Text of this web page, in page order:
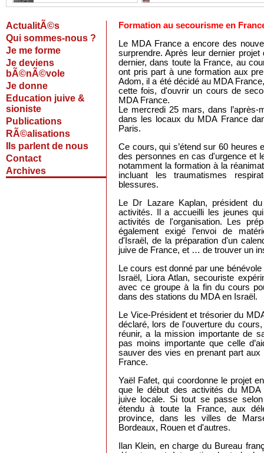
ActualitÃ©s
Qui sommes-nous ?
Je me forme
Je deviens
bÃ©nÃ©vole
Je donne
Education juive &
sioniste
Publications
RÃ©alisations
Ils parlent de nous
Contact
Archives
Formation au secourisme en
Le MDA France a encore des
surprendre. Après leur dernier
dernier, dans toute la France, au
ont pris part à une formation aux
Adom, il a été décidé au MDA
cette fois, d'ouvrir un cours de
MDA France.
Le mercredi 25 mars, dans
dans les locaux du MDA France
Paris.
Ce cours, qui s’étend sur 60 heures
des personnes en cas d'urgence et
notamment la formation à la
incluant les traumatismes
blessures.
Le Dr Lazare Kaplan, président
activités. Il a accueilli les jeunes
activités de l'organisation. Les
également exigé l’envoi de
d'Israël, de la préparation d'un
juive de France, et … de trouver un
Le cours est donné par une
Israël, Liora Atlan, secouriste
avec ce groupe à la fin du cours
dans des stations du MDA en Israël.
Le Vice-Président et trésorier du
déclaré, lors de l'ouverture du
réunir, a la mission importante de
pas moins importante que celle
sauver des vies en prenant part
France.
Yaël Fafet, qui coordonne le projet
que le début des activités du
juive locale. Si tout se passe
étendu à toute la France, aux
province, dans les villes de
Bordeaux, Rouen et d'autres.
Ilan Klein, en charge du Bureau